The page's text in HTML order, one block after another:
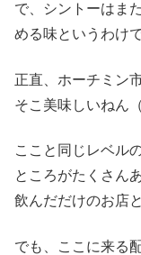
で、シントーはま
める味というわけ
正直、ホーチミン
そこ美味しいねん（
ここと同じレベル
ところがたくさん
飲んだだけのお店と
でも、ここに来る